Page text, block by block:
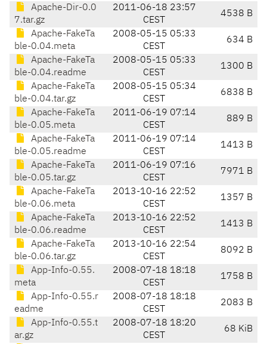
Apache-Dir-0.0
7.tar.gz
2011-06-18 23:57
CEST
4538 B
Apache-FakeTa
ble-0.04.meta
2008-05-15 05:33
CEST
634 B
Apache-FakeTa
ble-0.04.readme
2008-05-15 05:33
CEST
1300 B
Apache-FakeTa
ble-0.04.tar.gz
2008-05-15 05:34
CEST
6838 B
Apache-FakeTa
ble-0.05.meta
2011-06-19 07:14
CEST
889 B
Apache-FakeTa
ble-0.05.readme
2011-06-19 07:14
CEST
1413 B
Apache-FakeTa
ble-0.05.tar.gz
2011-06-19 07:16
CEST
7971 B
Apache-FakeTa
ble-0.06.meta
2013-10-16 22:52
CEST
1357 B
Apache-FakeTa
ble-0.06.readme
2013-10-16 22:52
CEST
1413 B
Apache-FakeTa
ble-0.06.tar.gz
2013-10-16 22:54
CEST
8092 B
App-Info-0.55.
meta
2008-07-18 18:18
CEST
1758 B
App-Info-0.55.r
eadme
2008-07-18 18:18
CEST
2083 B
App-Info-0.55.t
ar.gz
2008-07-18 18:20
CEST
68 KiB